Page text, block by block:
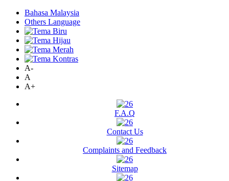
Bahasa Malaysia
Others Language
A-
A
A+
F.A.Q
Contact Us
Complaints and Feedback
Sitemap